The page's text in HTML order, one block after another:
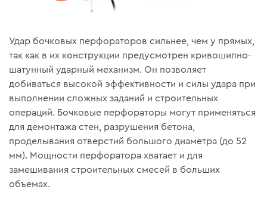
Удар бочковых перфораторов сильнее, чем у прямых,
так как в их конструкции предусмотрен кривошипно-
шатунный ударный механизм. Он позволяет
добиваться высокой эффективности и силы удара при
выполнении сложных заданий и строительных
операций. Бочковые перфораторы могут применяться
для демонтажа стен, разрушения бетона,
проделывания отверстий большого диаметра (до 52
мм). Мощности перфоратора хватает и для
замешивания строительных смесей в больших
объемах.